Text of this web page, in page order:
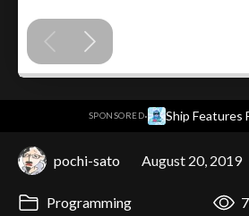
SPONSORED· Ship Features
pochi-sato August 20, 2019
Programming